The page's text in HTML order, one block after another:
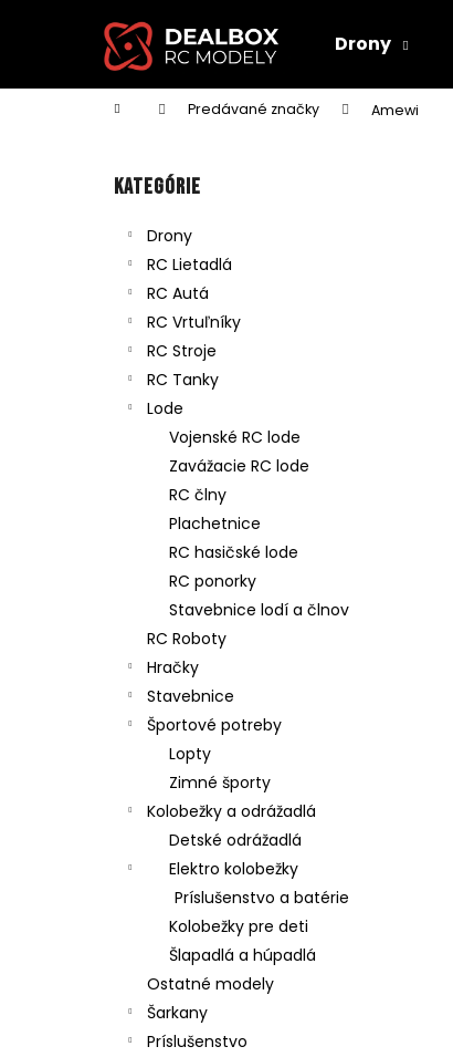
Drony
Domov Predávané značky Amewi
Preskočiť
Kategórie
Drony
RC Lietadlá
RC Autá
RC Vrtuľníky
RC Stroje
RC Tanky
Lode
Vojenské RC lode
Zavážacie RC lode
RC člny
Plachetnice
RC hasičské lode
RC ponorky
Stavebnice lodí a člnov
RC Roboty
Hračky
Stavebnice
Športové potreby
Lopty
Zimné športy
Kolobežky a odrážadlá
Detské odrážadlá
Elektro kolobežky
Príslušenstvo a batérie
Kolobežky pre deti
Šlapadlá a húpadlá
Ostatné modely
Šarkany
Príslušenstvo
í
Späť
do
Späť
do
RC DRIFTOVACIE AUTO HB-DRIFT CAR
€30